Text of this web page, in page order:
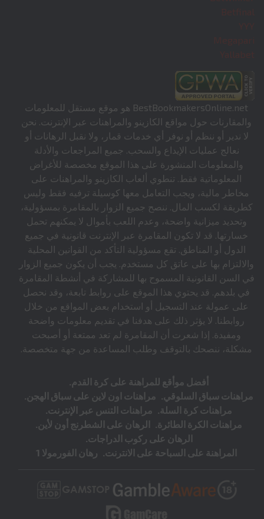
BestBookmakersOnline.net هو موقع مستقل للمعلومات
والمقارنات حول مواقع الكازينو والمراهنات عبر الإنترنت. نحن
لا ندير أو ننظم أو نوفر أي خدمات قمار، ولا نقبل الرهانات أو
نعالج عمليات الإيداع والسحب. جميع المراجعات والأدلة
والمعلومات المنشورة على هذا الموقع مخصصة للأغراض
المعلوماتية فقط. تنطوي ألعاب الكازينو والمراهنات على
مخاطر مالية، ويجب التعامل معها كوسيلة ترفيه فقط وليس
كطريقة لكسب المال. ننصح جميع الزوار بالمقامرة بمسؤولية،
وتحديد ميزانية واضحة، وعدم اللعب بأموال لا يمكنهم تحمل
خسارتها. قد لا تكون المقامرة عبر الإنترنت قانونية في جميع
الدول أو المناطق. تقع مسؤولية التأكد من القوانين المحلية
والالتزام بها على عاتق كل مستخدم. يجب أن يكون جميع الزوار
في السن القانونية المسموح بها للمشاركة في أنشطة المقامرة
في بلدهم. قد يحتوي هذا الموقع على روابط تابعة، وقد نحصل
على عمولة عند التسجيل أو استخدام بعض المواقع من خلال
روابطنا. لا يؤثر ذلك على هدفنا في تقديم معلومات واضحة
ومفيدة. إذا شعرت أن المقامرة لم تعد ممتعة أو أصبحت
مشكلة، ننصحك بالتوقف وطلب المساعدة من جهة متخصصة.
أفضل موأقع للمراهنة على كرة القدم
مراهنات سباق السلوقي
مراهنات اون لاين على سباق الهجن
مراهنات كرة السلة
مراهنات التنس عبر الإنترنت
مراهنات الكرة الطائرة
الرهان على الشطرنج أون لأين
الرهان على ركوب الدراجات
المراهنة على السباحة على الانترنت
رهان الفورمولا 1